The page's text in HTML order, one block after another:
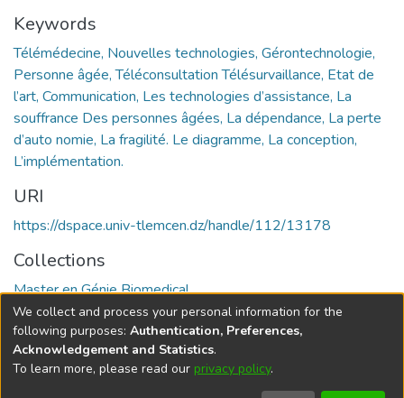
Keywords
Télémédecine, Nouvelles technologies, Gérontechnologie,
Personne âgée, Téléconsultation Télésurvaillance, Etat de
l’art, Communication, Les technologies d’assistance, La
souffrance Des personnes âgées, La dépendance, La perte
d’auto nomie, La fragilité. Le diagramme, La conception,
L’implémentation.
URI
https://dspace.univ-tlemcen.dz/handle/112/13178
Collections
Master en Génie Biomedical
Full item page
DSpace softwarecopyright © 2002-2026
We collect and process your personal information for the
following purposes: Authentication, Preferences,
Acknowledgement and Statistics.
To learn more, please read our privacy policy.